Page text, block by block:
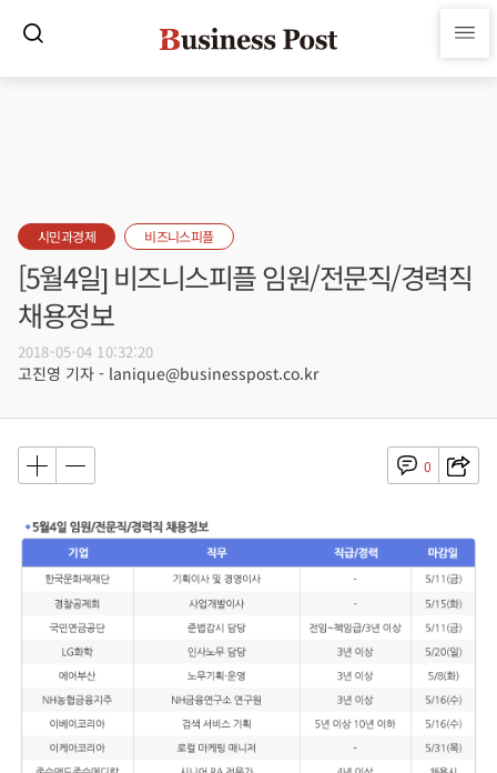
시민과경제 비즈니스피플
[5월4일] 비즈니스피플 임원/전문직/경력직
채용정보
2018-05-04 10:32:20
고진영 기자 - lanique@businesspost.co.kr
0